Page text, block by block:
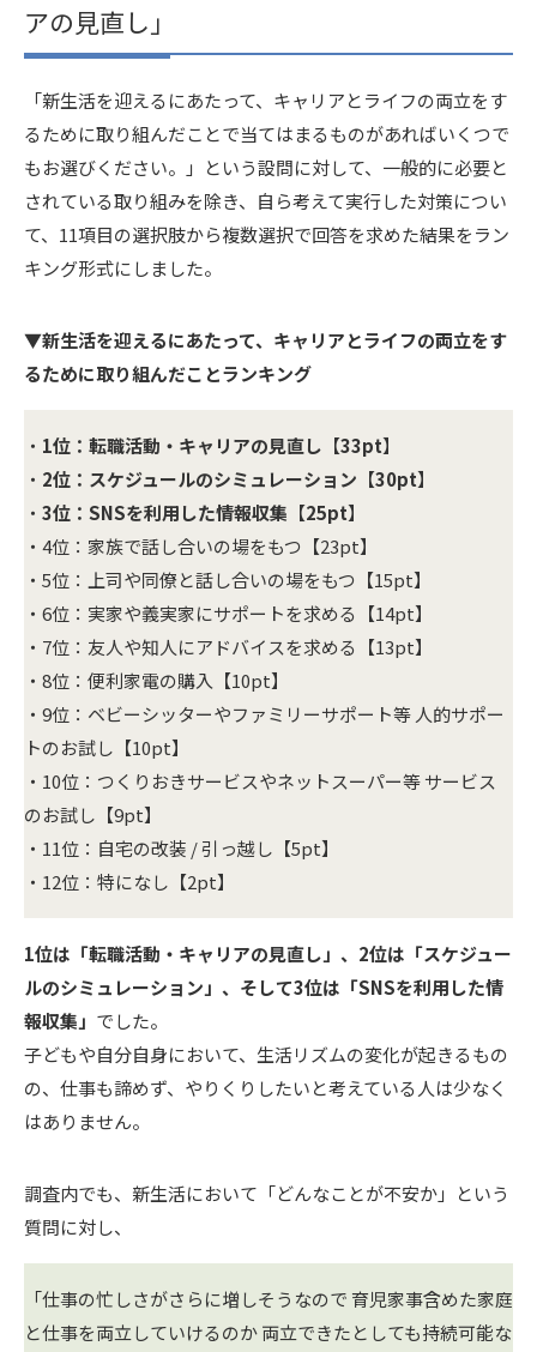
アの見直し」
「新生活を迎えるにあたって、キャリアとライフの両立をす
るために取り組んだことで当てはまるものがあればいくつで
もお選びください。」という設問に対して、一般的に必要と
されている取り組みを除き、自ら考えて実行した対策につい
て、11項目の選択肢から複数選択で回答を求めた結果をラン
キング形式にしました。
▼新生活を迎えるにあたって、キャリアとライフの両立をす
るために取り組んだことランキング
・ 1位：転職活動・キャリアの見直し 【33pt】
・ 2位：スケジュールのシミュレーション 【30pt】
・ 3位：SNSを利用した情報収集 【25pt】
・4位：家族で話し合いの場をもつ【23pt】
・5位：上司や同僚と話し合いの場をもつ【15pt】
・6位：実家や義実家にサポートを求める【14pt】
・7位：友人や知人にアドバイスを求める【13pt】
・8位：便利家電の購入【10pt】
・9位：ベビーシッターやファミリーサポート等 人的サポー
トのお試し【10pt】
・10位：つくりおきサービスやネットスーパー等 サービス
のお試し【9pt】
・11位：自宅の改装 / 引っ越し【5pt】
・12位：特になし【2pt】
1位は「転職活動・キャリアの見直し」、2位は「スケジュー
ルのシミュレーション」、そして3位は「SNSを利用した情
報収集」 でした。
子どもや自分自身において、生活リズムの変化が起きるもの
の、仕事も諦めず、やりくりしたいと考えている人は少なく
はありません。
調査内でも、新生活において「どんなことが不安か」という
質問に対し、
「仕事の忙しさがさらに増しそうなので 育児家事含めた家庭
と仕事を両立していけるのか 両立できたとしても持続可能な